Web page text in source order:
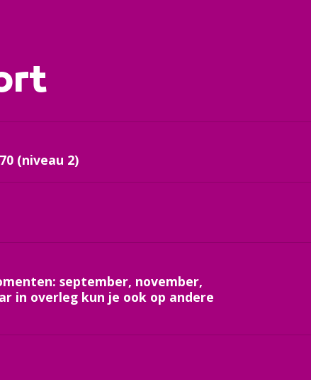
(niveau 2)
september, november,
in overleg kun je ook op andere